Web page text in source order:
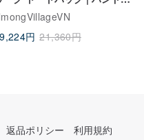
ド テキスタイル ショルダーバ
グ
円 21,360円
返品ポリシー
利用規約